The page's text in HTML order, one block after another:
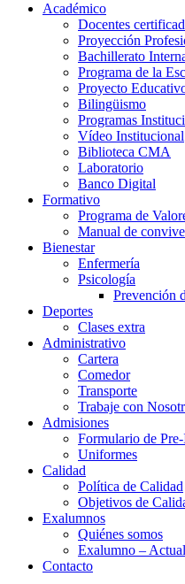
Académico
Docentes
Proyección
Bachillerato
Programa de la
Proyecto
Bilingüismo
Programas
Vídeo Institucional
Biblioteca CMA
Laboratorio
Banco Digital
Formativo
Programa de
Manual de
Bienestar
Enfermería
Psicología
Prevención
Deportes
Clases extra
Administrativo
Cartera
Comedor
Transporte
Trabaje con
Admisiones
Formulario de
Uniformes
Calidad
Política de Calidad
Objetivos de
Exalumnos
Quiénes somos
Exalumno –
Contacto